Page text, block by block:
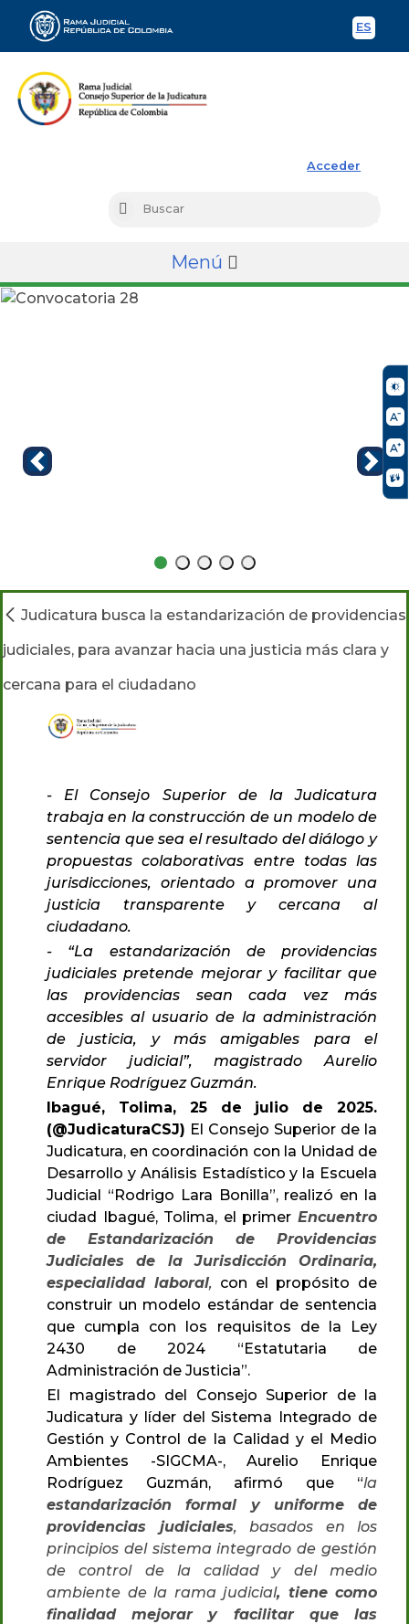
ES
Acceder
Buscar
Menú
Judicatura busca la estandarización de providencias
judiciales, para avanzar hacia una justicia más clara y
cercana para el ciudadano
- El Consejo Superior de la Judicatura
trabaja en la construcción de un modelo de
sentencia que sea el resultado del diálogo y
propuestas colaborativas entre todas las
jurisdicciones, orientado a promover una
justicia transparente y cercana al
ciudadano.
- “La estandarización de providencias
judiciales pretende mejorar y facilitar que
las providencias sean cada vez más
accesibles al usuario de la administración
de justicia, y más amigables para el
servidor judicial”, magistrado Aurelio
Enrique Rodríguez Guzmán.
Ibagué, Tolima, 25 de julio de 2025.
(@JudicaturaCSJ) El Consejo Superior de la
Judicatura, en coordinación con la Unidad de
Desarrollo y Análisis Estadístico y la Escuela
Judicial “Rodrigo Lara Bonilla”, realizó en la
ciudad Ibagué, Tolima, el primer Encuentro
de Estandarización de Providencias
Judiciales de la Jurisdicción Ordinaria,
especialidad laboral, con el propósito de
construir un modelo estándar de sentencia
que cumpla con los requisitos de la Ley
2430 de 2024 “Estatutaria de
Administración de Justicia”.
El magistrado del Consejo Superior de la
Judicatura y líder del Sistema Integrado de
Gestión y Control de la Calidad y el Medio
Ambientes -SIGCMA-, Aurelio Enrique
Rodríguez Guzmán, afirmó que “la
estandarización formal y uniforme de
providencias judiciales, basados en los
principios del sistema integrado de gestión
de control de la calidad y del medio
ambiente de la rama judicial, tiene como
finalidad mejorar y facilitar que las